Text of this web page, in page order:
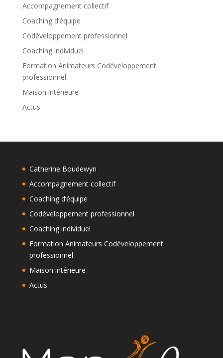
Accompagnement collectif
Coaching d’équipe
Codéveloppement professionnel
Coaching individuel
Formation Animateurs Codéveloppement
professionnel
Maison intérieure
Actus
Catherine Boudewyn
Accompagnement collectif
Coaching d’équipe
Codéveloppement professionnel
Coaching individuel
Formation Animateurs Codéveloppement
professionnel
Maison intérieure
Actus